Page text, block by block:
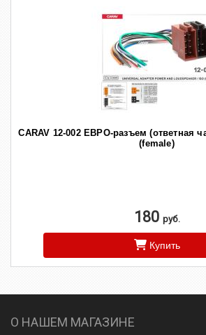
CARAV 12-002 ЕВРО-разъем (ответная
(female)
180 руб.
Купить
О НАШЕМ МАГАЗИНЕ